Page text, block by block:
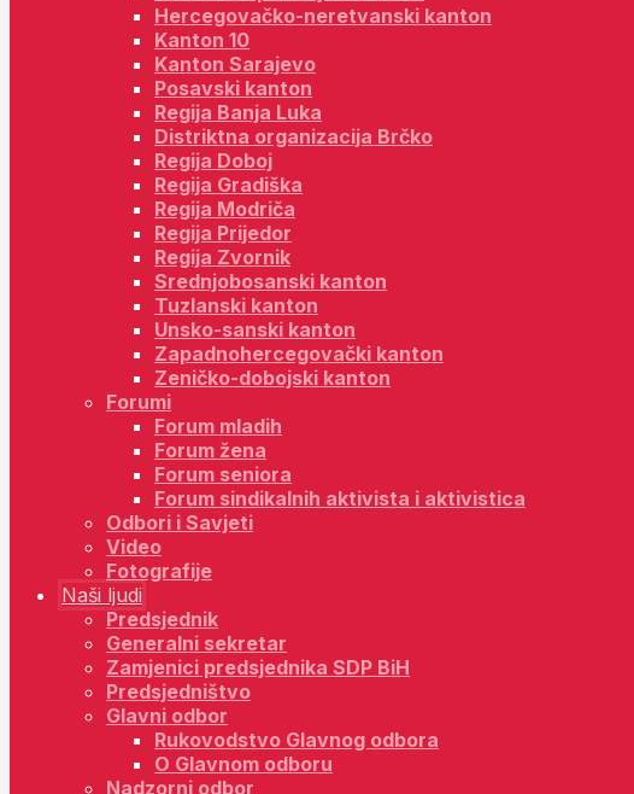
Hercegovačko-neretvanski kanton
Kanton 10
Kanton Sarajevo
Posavski kanton
Regija Banja Luka
Distriktna organizacija Brčko
Regija Doboj
Regija Gradiška
Regija Modriča
Regija Prijedor
Regija Zvornik
Srednjobosanski kanton
Tuzlanski kanton
Unsko-sanski kanton
Zapadnohercegovački kanton
Zeničko-dobojski kanton
Forumi
Forum mladih
Forum žena
Forum seniora
Forum sindikalnih aktivista i aktivistica
Odbori i Savjeti
Video
Fotografije
Naši ljudi
Predsjednik
Generalni sekretar
Zamjenici predsjednika SDP BiH
Predsjedništvo
Glavni odbor
Rukovodstvo Glavnog odbora
O Glavnom odboru
Nadzorni odbor